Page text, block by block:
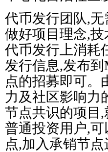
代币发行团队,
做好项目理念,
代币发行上消耗
发行信息,发布
点的招募即可。
力及社区影响力
节点共识的项目
普通投资用户,
点,加入承销节